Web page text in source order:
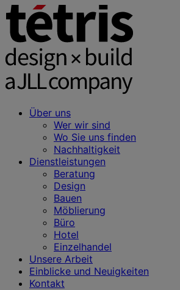
Über uns
Wer wir sind
Wo Sie uns finden
Nachhaltigkeit
Dienstleistungen
Beratung
Design
Bauen
Möblierung
Büro
Hotel
Einzelhandel
Unsere Arbeit
Einblicke und Neuigkeiten
Kontakt